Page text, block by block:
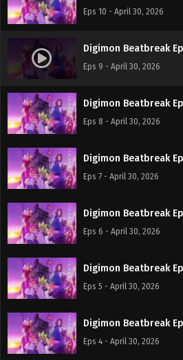
Eps 10 - April 30, 2026
Digimon Beatbreak
Eps 9 - April 30, 2026
Digimon Beatbreak
Eps 8 - April 30, 2026
Digimon Beatbreak
Eps 7 - April 30, 2026
Digimon Beatbreak
Eps 6 - April 30, 2026
Digimon Beatbreak
Eps 5 - April 30, 2026
Digimon Beatbreak
Eps 4 - April 30, 2026